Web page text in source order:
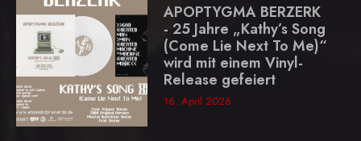
APOPTYGMA BERZERK
- 25 Jahre „Kathy’s Song
(Come Lie Next To Me)“
wird mit einem Vinyl-
Release gefeiert
16. April 2026